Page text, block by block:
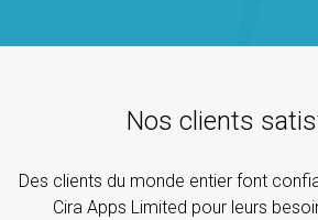
Nos clients
Des clients du monde entier font
Cira Apps Limited pour leurs